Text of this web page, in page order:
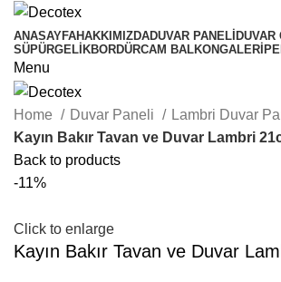
ANASAYFAHAKKIMIZDADUVAR PANELI DUVAR
SÜPÜRGELIKBORDÜRCAM BALKONGALERI
Menu
Home Duvar Paneli
Lambri Duvar
Kayın Bakır Tavan ve Duvar Lambri
₺ ₺
Back to products
₺ ₺
-11%
Click to enlarge
Kayın Bakır Tavan ve Duvar